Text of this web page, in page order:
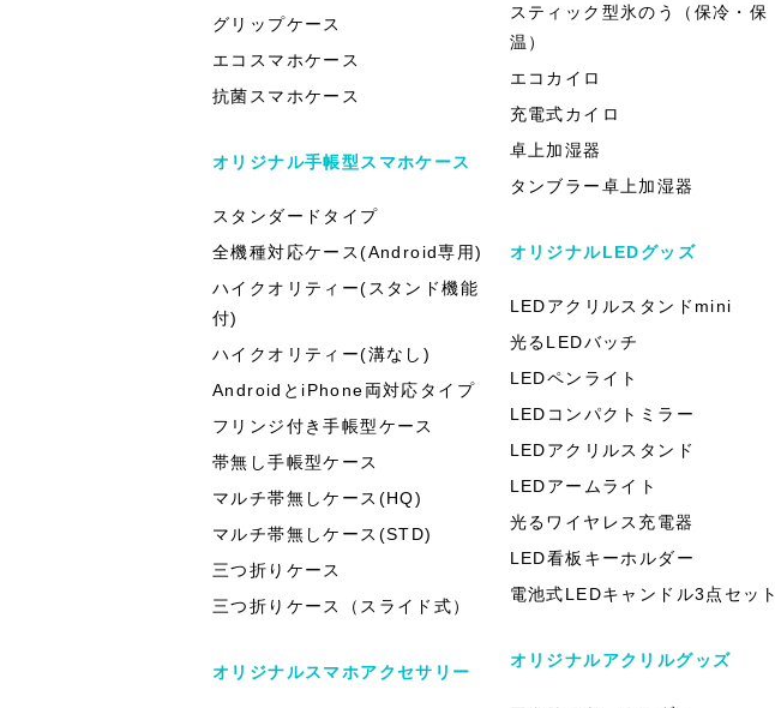
グリップケース
エコスマホケース
抗菌スマホケース
オリジナル手帳型スマホケース
スタンダードタイプ
全機種対応ケース(Android専用)
ハイクオリティー(スタンド機能
付)
ハイクオリティー(溝なし)
AndroidとiPhone両対応タイプ
フリンジ付き手帳型ケース
帯無し手帳型ケース
マルチ帯無しケース(HQ)
マルチ帯無しケース(STD)
三つ折りケース
三つ折りケース（スライド式）
オリジナルスマホアクセサリー
スティック型氷のう（保冷・保
温）
エコカイロ
充電式カイロ
卓上加湿器
タンブラー卓上加湿器
オリジナルLEDグッズ
LEDアクリルスタンドmini
光るLEDバッチ
LEDペンライト
LEDコンパクトミラー
LEDアクリルスタンド
LEDアームライト
光るワイヤレス充電器
LED看板キーホルダー
電池式LEDキャンドル3点セット
オリジナルアクリルグッズ